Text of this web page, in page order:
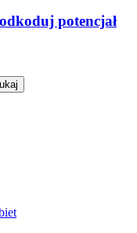
potencjał